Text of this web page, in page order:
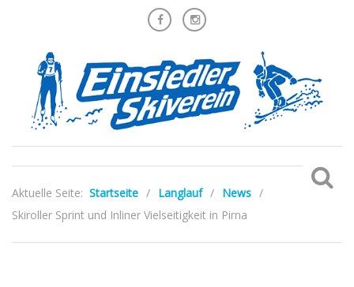
Aktuelle Seite: Startseite / Langlauf / News /
Skiroller Sprint und Inliner Vielseitigkeit in Pirna